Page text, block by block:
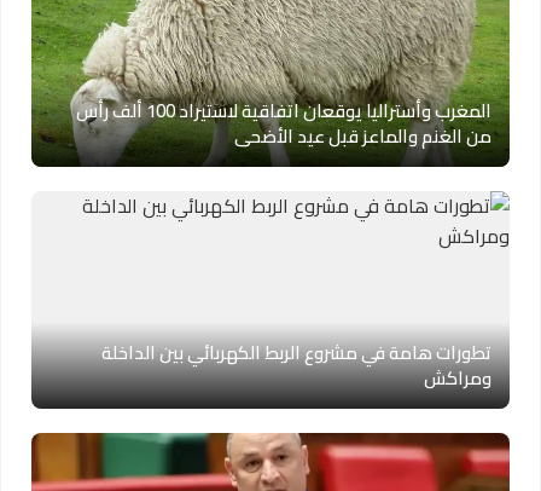
المغرب وأستراليا يوقعان اتفاقية لاستيراد 100 ألف رأس
من الغنم والماعز قبل عيد الأضحى
تطورات هامة في مشروع الربط الكهربائي بين الداخلة
ومراكش